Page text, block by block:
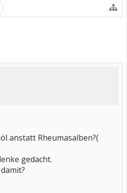
anstatt Rheumasalben?(
gedacht.